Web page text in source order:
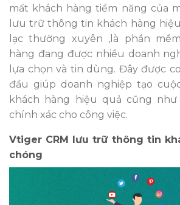
mất khách hàng tiềm năng của
lưu trữ thông tin khách hàng
lạc thường xuyên ,là phần
hàng đang được nhiều doanh
lựa chọn và tin dùng. Đây được
đầu giúp doanh nghiệp tạo
khách hàng hiệu quả cũng
chính xác cho công việc.
Vtiger CRM lưu trữ thông tin
chóng